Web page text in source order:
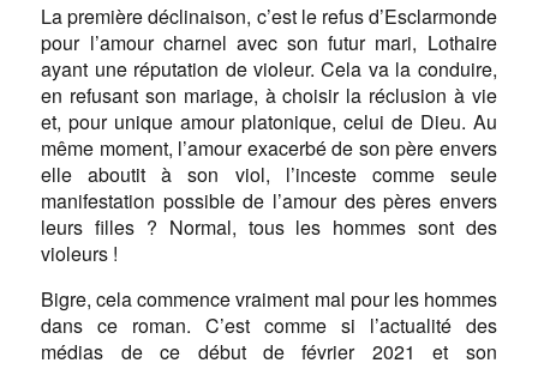
La première déclinaison, c’est le refus d’Esclarmonde
pour l’amour charnel avec son futur mari, Lothaire
ayant une réputation de violeur. Cela va la conduire,
en refusant son mariage, à choisir la réclusion à vie
et, pour unique amour platonique, celui de Dieu. Au
même moment, l’amour exacerbé de son père envers
elle aboutit à son viol, l’inceste comme seule
manifestation possible de l’amour des pères envers
leurs filles ? Normal, tous les hommes sont des
violeurs !
Bigre, cela commence vraiment mal pour les hommes
dans ce roman. C’est comme si l’actualité des
médias de ce début de février 2021 et son